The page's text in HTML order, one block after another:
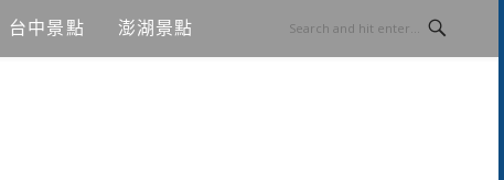
台中景點 澎湖景點